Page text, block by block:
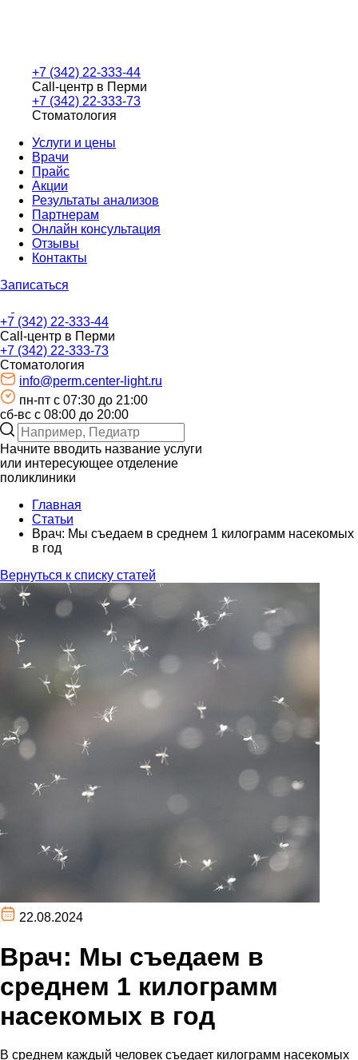
+7 (342) 22-333-44
Call-центр в Перми
+7 (342) 22-333-73
Стоматология
Услуги и цены
Врачи
Прайс
Акции
Результаты анализов
Партнерам
Онлайн консультация
Отзывы
Контакты
Записаться
+7 (342) 22-333-44
Call-центр в Перми
+7 (342) 22-333-73
Стоматология
info@perm.center-light.ru
пн-пт c 07:30 до 21:00
сб-вс с 08:00 до 20:00
Начните вводить название услуги
или интересующее отделение
поликлиники
Главная
Статьи
Врач: Мы съедаем в среднем 1 килограмм насекомых
в год
Вернуться к списку статей
22.08.2024
Врач: Мы съедаем в
среднем 1 килограмм
насекомых в год
В среднем каждый человек съедает килограмм насекомых